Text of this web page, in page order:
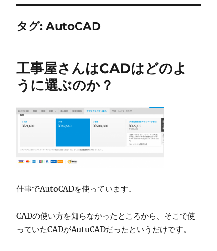
タグ:AutoCAD
工事屋さんはCADはどのよ
うに選ぶのか？
仕事でAutoCADを使っています。
CADの使い方を知らなかったところから、そこで使
っていたCADがAutuCADだったというだけです。